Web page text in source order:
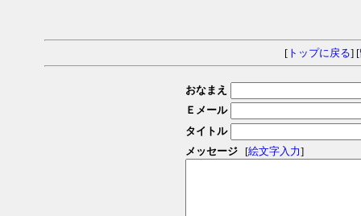
[トップに戻る] [
おなまえ
Ｅメール
タイトル
メッセージ
[絵文字入力]